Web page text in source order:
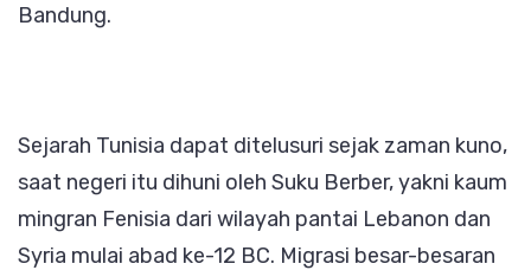
Bandung.
Sejarah Tunisia dapat ditelusuri sejak zaman kuno,
saat negeri itu dihuni oleh Suku Berber, yakni kaum
mingran Fenisia dari wilayah pantai Lebanon dan
Syria mulai abad ke-12 BC. Migrasi besar-besaran